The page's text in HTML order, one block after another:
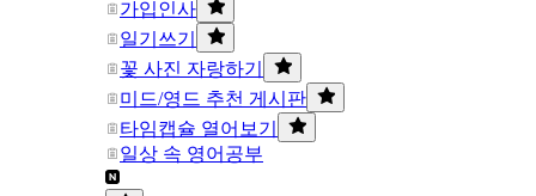
가입인사
일기쓰기
꽃 사진 자랑하기
미드/영드 추천 게시판
타임캡슐 열어보기
일상 속 영어공부